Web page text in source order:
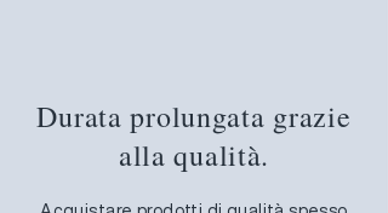
Durata prolungata grazie
alla qualità.